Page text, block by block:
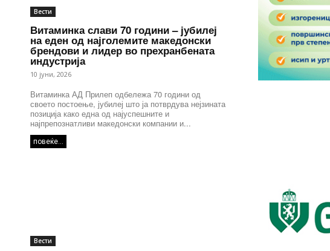
Вести
Витаминка слави 70 години – јубилеј
на еден од најголемите македонски
брендови и лидер во прехранбената
индустрија
10 јуни, 2026
Витаминка АД Прилеп одбележа 70 години од
своето постоење, јубилеј што ја потврдува нејзината
позиција како една од најуспешните и
најпрепознатливи македонски компании и...
повеќе...
Вести